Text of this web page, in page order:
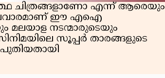
ചിത്രങ്ങളാണോ എന്ന് ആരെയും
നിലവാരമാണ് ഈ എഐ
മലയാള നടന്മാരുടെയും
സൂപ്പർ താരങ്ങളുടെ